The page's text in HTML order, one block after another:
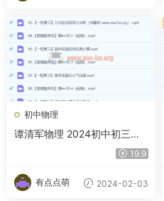
初中物理
谭清军物理 2024初中初三物
理 春季班上 百度云网盘下载19.9
有点点萌 2024-02-03